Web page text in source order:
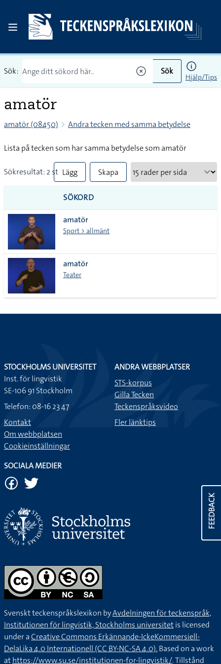
Sök: Sök
Hjälp/Tips
amatör
amatör (08450) Andra tecken med samma betydelse
Lista på tecken som har samma betydelse som amatör
Sökresultat: 2 st Lägg
till
alla i
lista
Skapa
SÖKORD
amatör
Sport > allmänt
amatör
Teater
FEEDBACK
STOCKHOLMS UNIVERSITET
Inst. för lingvistik
SE-106 91 Stockholm
Telefon: 08-16 23 47
Kontakt
Om webbplatsen
Cookieinställningar
ANDRA WEBBPLATSER
STS-korpus
Gilla Tecken
Teckenspråksvideo
Fler länktips
SOCIALA MEDIER
Svenskt teckenspråkslexikon byAvdelningen för teckenspråk,
Institutionen för lingvistik, Stockholms universitetis licensed
under aCreative Commons Erkännande-IckeKommersiell-
DelaLika 4.0 Internationell (CC BY-NC-SA 4.0).Based on a work
athttps://www.su.se/institutionen-for-lingvistik/. Tillstånd